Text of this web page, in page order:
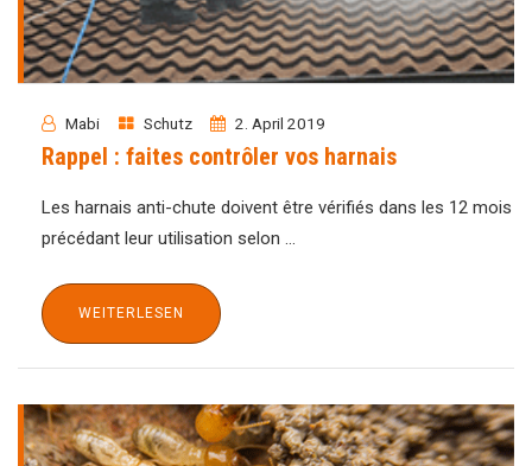
Mabi Schutz 2. April 2019
Rappel : faites contrôler vos harnais
Les harnais anti-chute doivent être vérifiés dans les 12 mois
précédant leur utilisation selon ...
WEITERLESEN